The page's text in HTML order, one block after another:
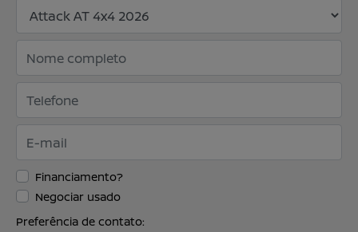
Financiamento?
Negociar usado
Preferência de contato: